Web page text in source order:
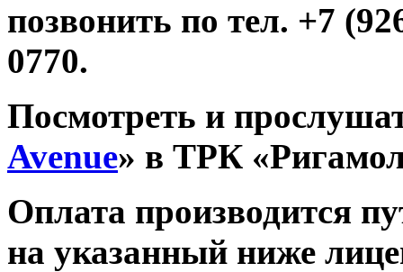
позвонить по тел. +7
0770.
Посмотреть и
Avenue» в ТРК
Оплата производится
на указанный ниже